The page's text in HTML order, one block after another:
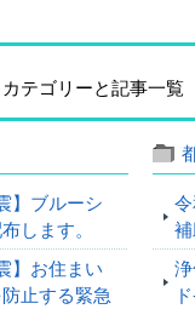
カテゴリーと記事一覧
】ブルーシ
します。
】お住まい
止する緊急